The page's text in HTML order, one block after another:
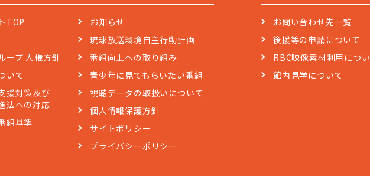
TOP
ープ 人権方針
いて
援対策及び
法への対応
組基準
お知らせ
琉球放送環境自主行動計画
番組向上への取り組み
青少年に見てもらいたい番組
視聴データの取扱いについて
個人情報保護方針
サイトポリシー
プライバシーポリシー
お問い合わせ先一覧
後援等の申請について
RBC映像素材利用につ
館内見学について